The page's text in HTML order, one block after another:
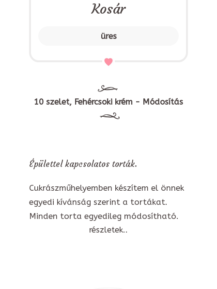
Kosár
üres
10 szelet, Fehércsoki krém - Módosítás
Épülettel kapcsolatos torták.
Cukrászműhelyemben készítem el önnek
egyedi kívánság szerint a tortákat.
Minden torta egyedileg módosítható.
részletek..